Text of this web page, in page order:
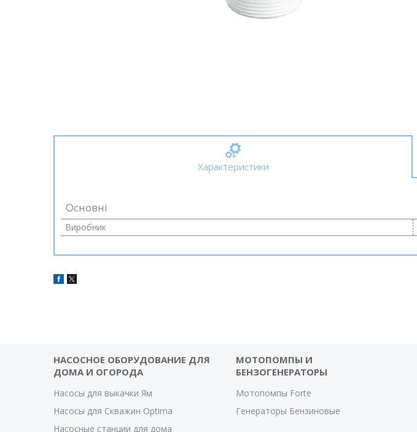
Характеристики
Основні
Виробник
НАСОСНОЕ ОБОРУДОВАНИЕ ДЛЯ
ДОМА И ОГОРОДА
Насосы для выкачки Ям
Насосы для Скважин Optima
Насосные станции для дома
МОТОПОМПЫ И
БЕНЗОГЕНЕРАТОРЫ
Мотопомпы Forte
Генераторы Бензиновые